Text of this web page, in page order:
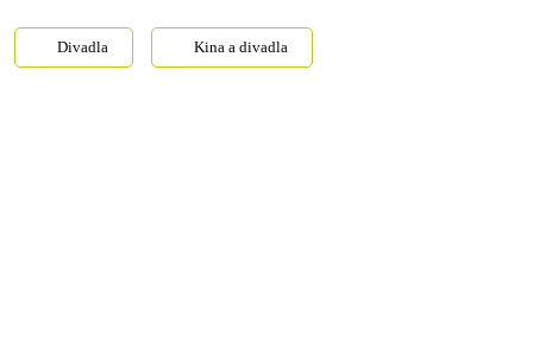
Divadla Kina a divadla